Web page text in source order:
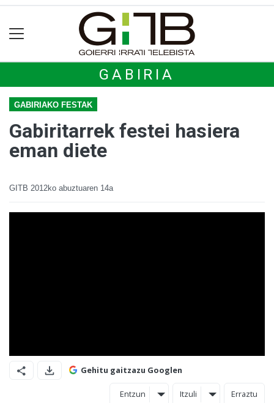
GABIRIA
GABIRIAKO FESTAK
Gabiritarrek festei hasiera
eman diete
GITB 2012ko abuztuaren 14a
Gehitu gaitzazu Googlen
Entzun Itzuli Erraztu